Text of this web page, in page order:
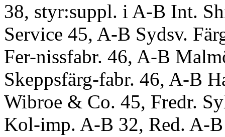
38, styr:suppl. i A-B Int.
Service 45, A-B Sydsv.
Fer-nissfabr. 46, A-B
Skeppsfärg-fabr. 46, A-B
Wibroe & Co. 45, Fredr.
Kol-imp. A-B 32, Red. A-